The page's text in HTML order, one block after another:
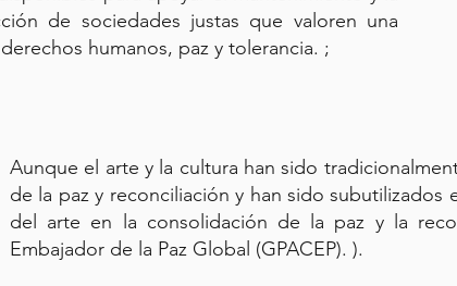
de sociedades justas que valoren una
humanos, paz y tolerancia. ;
Aunque el arte y la cultura han sido
de la paz y reconciliación y han sido subutilizados
del arte en la consolidación de la paz y la
Embajador de la Paz Global (GPACEP). ).